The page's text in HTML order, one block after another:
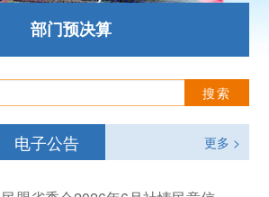
部门预决算
电子公告 更多 >